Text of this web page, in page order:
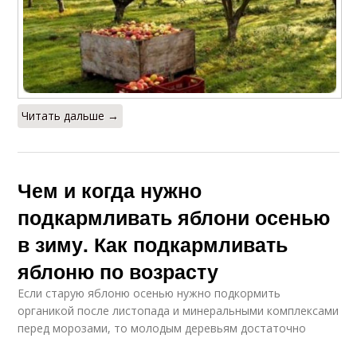
Читать дальше →
Чем и когда нужно
подкармливать яблони осенью
в зиму. Как подкармливать
яблоню по возрасту
Если старую яблоню осенью нужно подкормить
органикой после листопада и минеральными комплексами
перед морозами, то молодым деревьям достаточно